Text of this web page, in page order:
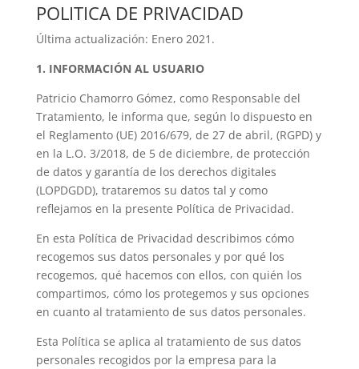
POLITICA DE PRIVACIDAD
Última actualización: Enero 2021.
1. INFORMACIÓN AL USUARIO
Patricio Chamorro Gómez, como Responsable del
Tratamiento, le informa que, según lo dispuesto en
el Reglamento (UE) 2016/679, de 27 de abril, (RGPD) y
en la L.O. 3/2018, de 5 de diciembre, de protección
de datos y garantía de los derechos digitales
(LOPDGDD), trataremos su datos tal y como
reflejamos en la presente Política de Privacidad.
En esta Política de Privacidad describimos cómo
recogemos sus datos personales y por qué los
recogemos, qué hacemos con ellos, con quién los
compartimos, cómo los protegemos y sus opciones
en cuanto al tratamiento de sus datos personales.
Esta Política se aplica al tratamiento de sus datos
personales recogidos por la empresa para la